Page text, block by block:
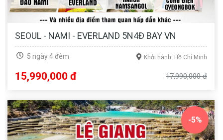
SEOUL - NAMI - EVERLAND 5N4Đ BAY VN
5 ngày 4 đêm Khởi hành: Hồ Chí Minh
15,990,000 đ 17,990,000 đ
-5%